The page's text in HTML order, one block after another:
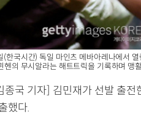
(한국시간) 독일 마인츠 메바아레나에서
헨의 무시알라는 해트트릭을 기록하며 맹
종국 기자] 김민재가 선발 출
했다.